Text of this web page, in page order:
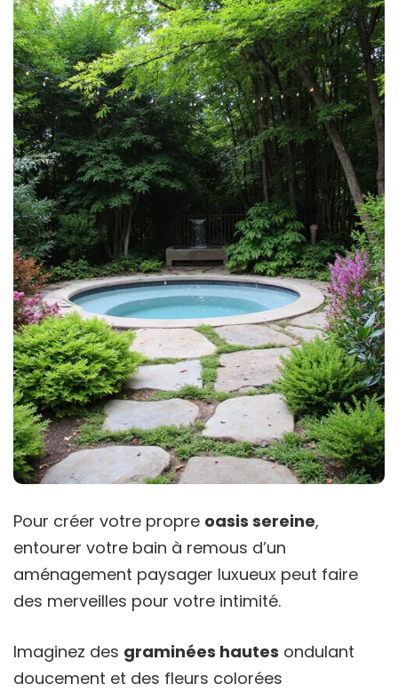
Pour créer votre propre oasis sereine,
entourer votre bain à remous d’un
aménagement paysager luxueux peut faire
des merveilles pour votre intimité.
Imaginez des graminées hautes ondulant
doucement et des fleurs colorées